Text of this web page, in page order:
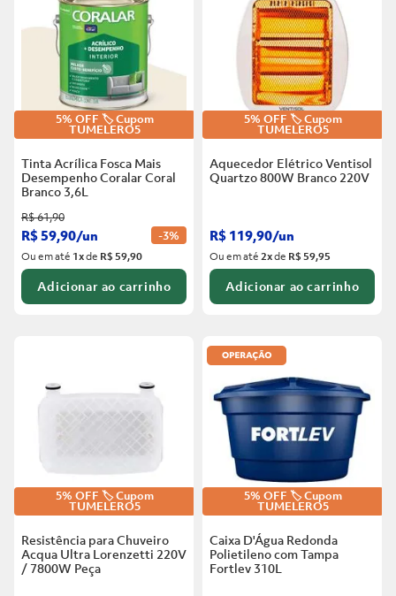
5% OFF 🏷️ Cupom
TUMELERO5
Tinta Acrílica Fosca Mais
Desempenho Coralar Coral
Branco 3,6L
R$61,90
R$59,90/un -3%
Ou em até 1xde R$ 59,90
Adicionar ao carrinho
5% OFF 🏷️ Cupom
TUMELERO5
Aquecedor Elétrico Ventisol
Quartzo 800W Branco 220V
R$ 119,90/un
Ou em até2xde R$ 59,95
Adicionar ao carrinho
5% OFF 🏷️ Cupom
TUMELERO5
Resistência para Chuveiro
Acqua Ultra Lorenzetti 220V
/ 7800W Peça
5% OFF 🏷️ Cupom
TUMELERO5
Caixa D'Água Redonda
Polietileno com Tampa
Fortlev 310L